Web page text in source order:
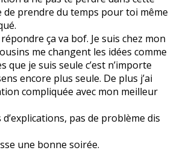
de prendre du temps pour toi même
ça va bof. Je suis chez mon
me changent les idées comme
que je suis seule c’est n’importe
encore plus seule. De plus j’ai
compliquée avec mon meilleur
pas de problème dis
une bonne soirée.